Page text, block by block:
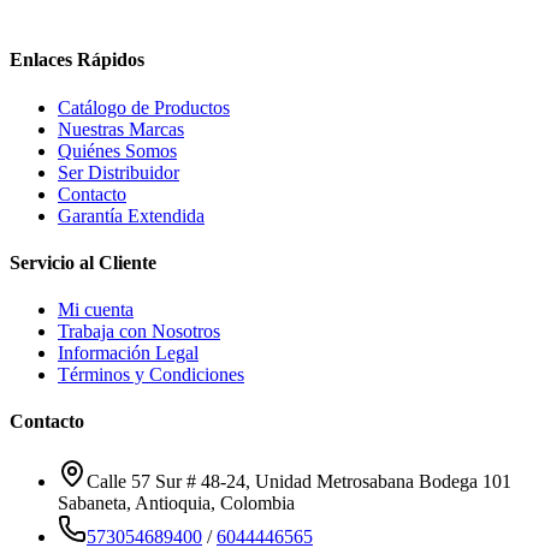
Enlaces Rápidos
Catálogo de Productos
Nuestras Marcas
Quiénes Somos
Ser Distribuidor
Contacto
Garantía Extendida
Servicio al Cliente
Mi cuenta
Trabaja con Nosotros
Información Legal
Términos y Condiciones
Contacto
Calle 57 Sur # 48-24, Unidad Metrosabana Bodega 101
Sabaneta, Antioquia, Colombia
573054689400 /6044446565